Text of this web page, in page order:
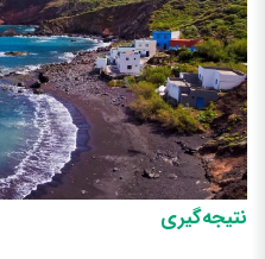
نتیجه‌گیری